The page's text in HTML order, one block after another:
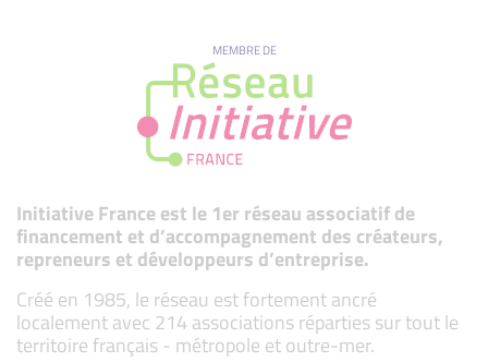
MEMBRE DE
Initiative France est le 1er réseau associatif de
financement et d’accompagnement des créateurs,
repreneurs et développeurs d’entreprise.
Créé en 1985, le réseau est fortement ancré
localement avec 214 associations réparties sur tout le
territoire français - métropole et outre-mer.